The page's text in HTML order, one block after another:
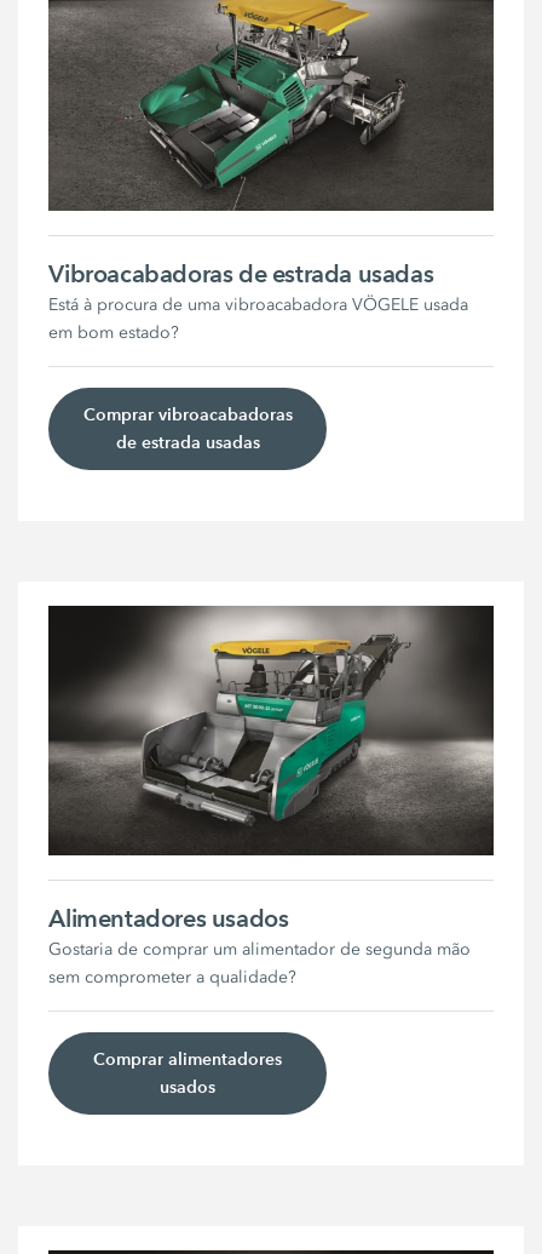
Vibroacabadoras de estrada usadas
Está à procura de uma vibroacabadora VÖGELE usada
em bom estado?
Comprar vibroacabadoras
de estrada usadas
Alimentadores usados
Gostaria de comprar um alimentador de segunda mão
sem comprometer a qualidade?
Comprar alimentadores
usados